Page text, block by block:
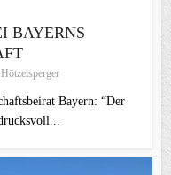
BAYERNS
Bayern: “Der